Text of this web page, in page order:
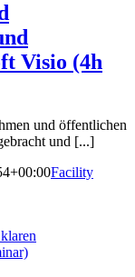
Visio (4h
und öffentlichen
und [...]
Facility